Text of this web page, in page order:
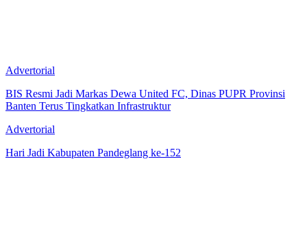
Advertorial
BIS Resmi Jadi Markas Dewa United FC, Dinas PUPR Provinsi
Banten Terus Tingkatkan Infrastruktur
Advertorial
Hari Jadi Kabupaten Pandeglang ke-152